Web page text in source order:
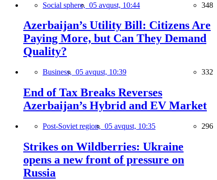
Social sphere, 05 avqust, 10:44 348
Azerbaijan’s Utility Bill: Citizens Are
Paying More, but Can They Demand
Quality?
Business, 05 avqust, 10:39 332
End of Tax Breaks Reverses
Azerbaijan’s Hybrid and EV Market
Post-Soviet region, 05 avqust, 10:35 296
Strikes on Wildberries: Ukraine
opens a new front of pressure on
Russia